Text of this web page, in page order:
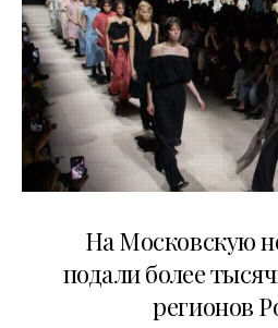
На Московскую
подали более
регионов